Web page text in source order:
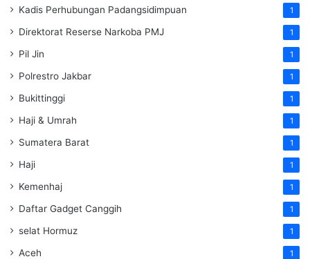
Kadis Perhubungan Padangsidimpuan 1
Direktorat Reserse Narkoba PMJ 1
Pil Jin 1
Polrestro Jakbar 1
Bukittinggi 1
Haji & Umrah 1
Sumatera Barat 1
Haji 1
Kemenhaj 1
Daftar Gadget Canggih 1
selat Hormuz 1
Aceh 1